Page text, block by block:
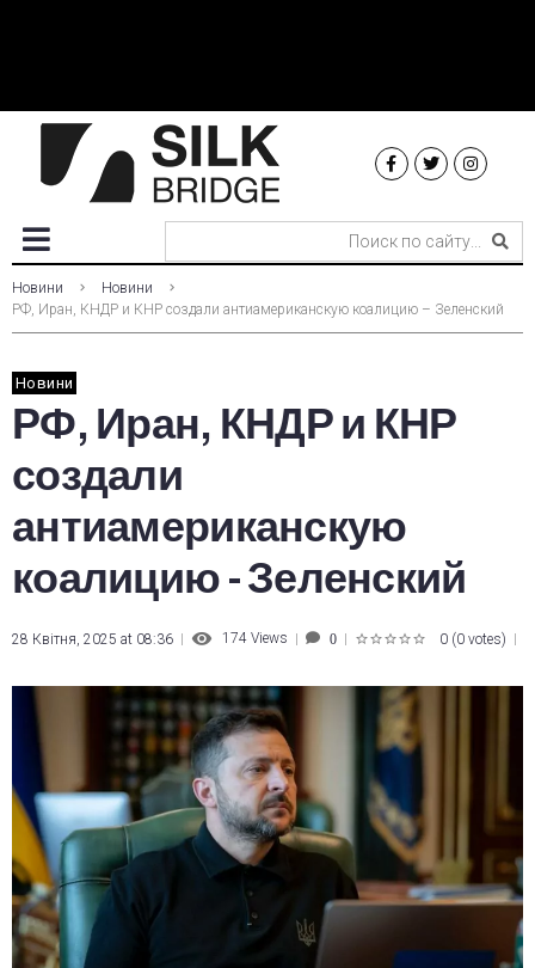
Новини
Новини
РФ, Иран, КНДР и КНР создали антиамериканскую коалицию – Зеленский
Новини
РФ, Иран, КНДР и КНР
создали
антиамериканскую
коалицию - Зеленский
28 Квітня, 2025 at 08:36 174 Views 0 0 (0 votes)